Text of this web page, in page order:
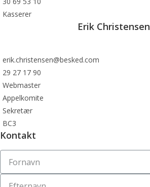
Kasserer
Erik Christensen
erik.christensen@besked.com
29 27 17 90
Webmaster
Appelkomite
Sekretær
BC3
Kontakt